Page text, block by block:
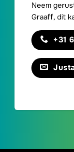
Neem
Graaff, dit
+31